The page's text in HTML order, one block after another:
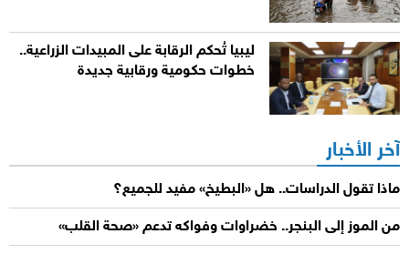
ليبيا تُحكم الرقابة على المبيدات الزراعية..
خطوات حكومية ورقابية جديدة
آخر الأخبار
ماذا تقول الدراسات.. هل «البطيخ» مفيد للجميع؟
من الموز إلى البنجر.. خضراوات وفواكه تدعم «صحة القلب»